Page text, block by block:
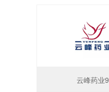
云峰药业9